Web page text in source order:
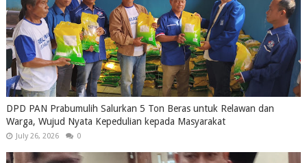
DPD PAN Prabumulih Salurkan 5 Ton Beras untuk Relawan dan
Warga, Wujud Nyata Kepedulian kepada Masyarakat
July 26, 2026 0